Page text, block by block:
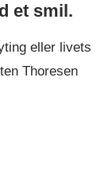
et smil.
eller livets
Thoresen